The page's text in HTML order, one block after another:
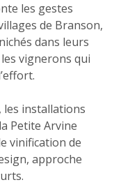
les gestes
de Branson,
dans leurs
vignerons qui
les installations
Petite Arvine
vinification de
approche